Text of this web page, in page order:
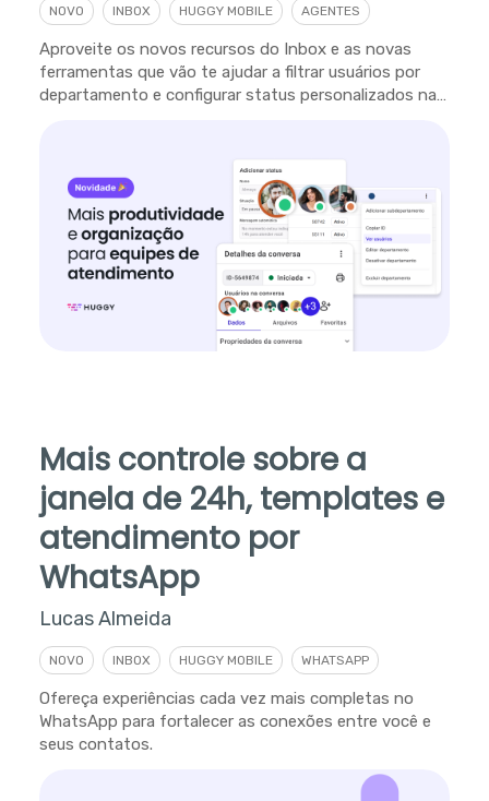
NOVO INBOX HUGGY MOBILE AGENTES
Aproveite os novos recursos do Inbox e as novas
ferramentas que vão te ajudar a filtrar usuários por
departamento e configurar status personalizados na
Mais controle sobre a
janela de 24h, templates e
atendimento por
WhatsApp
Lucas Almeida
NOVO INBOX HUGGY MOBILE WHATSAPP
Ofereça experiências cada vez mais completas no
WhatsApp para fortalecer as conexões entre você e
seus contatos.